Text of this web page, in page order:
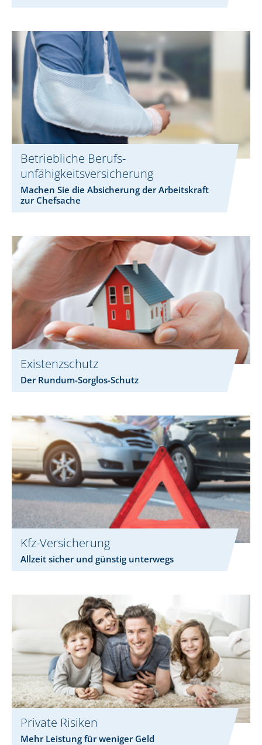
Betriebliche Berufs­
unfähigkeitsversicherung
Machen Sie die Absicherung der Arbeitskraft
zur Chefsache
Existenzschutz
Der Rundum-Sorglos-Schutz
Kfz-Versicherung
Allzeit sicher und günstig unterwegs
Private Risiken
Mehr Leistung für weniger Geld